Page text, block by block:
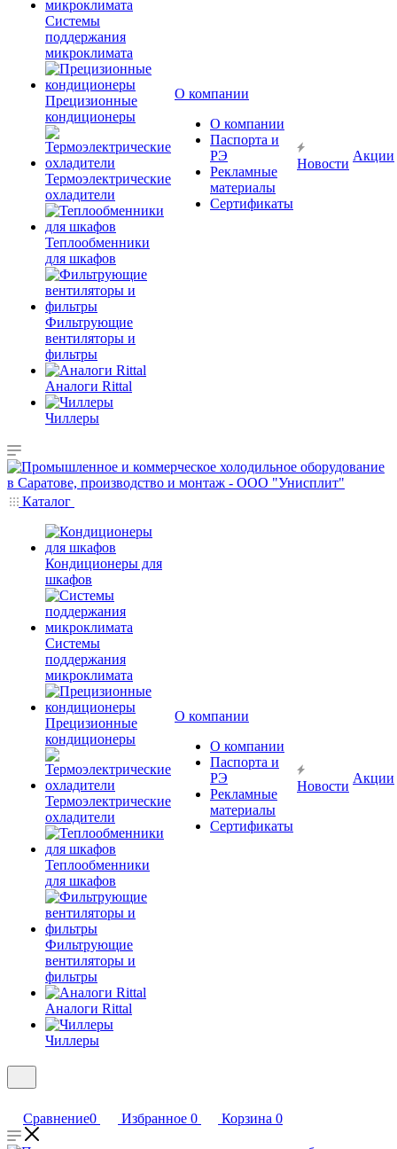
Системы
поддержания
микроклимата
Прецизионные
кондиционеры
Термоэлектрические
охладители
Теплообменники
для шкафов
Фильтрующие
вентиляторы и
фильтры
Аналоги Rittal
Чиллеры
О компании
О компании
Паспорта и
РЭ
Рекламные
материалы
Сертификаты
Новости
Акции
Каталог
Кондиционеры для
шкафов
Системы
поддержания
микроклимата
Прецизионные
кондиционеры
Термоэлектрические
охладители
Теплообменники
для шкафов
Фильтрующие
вентиляторы и
фильтры
Аналоги Rittal
Чиллеры
О компании
О компании
Паспорта и
РЭ
Рекламные
материалы
Сертификаты
Новости
Акции
Сравнение0 Избранное 0 Корзина 0